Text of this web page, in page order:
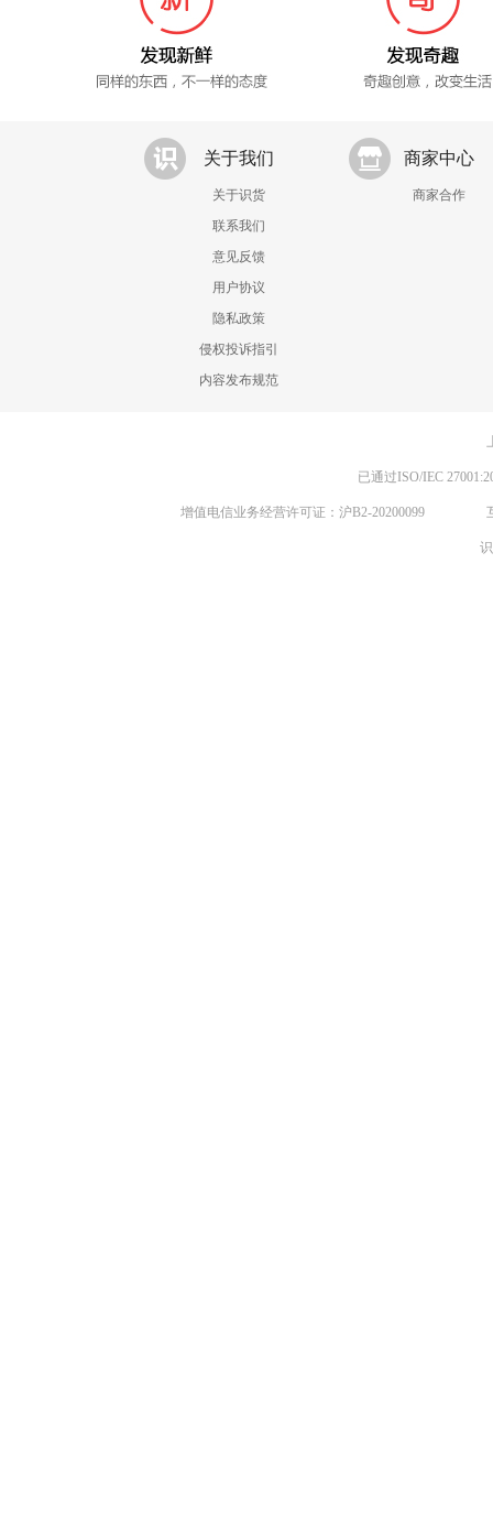
关于我们
关于识货
联系我们
意见反馈
用户协议
隐私政策
侵权投诉指引
内容发布规范
商家中心
商家合作
已通过ISO/IEC
增值电信业务经营许可证：沪B2-20200099